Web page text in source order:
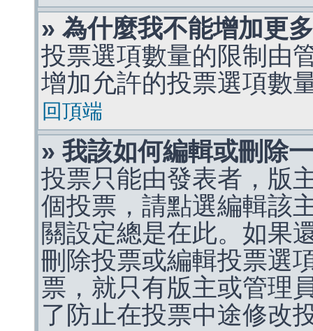
» 為什麼我不能增加更
投票選項數量的限制由
增加允許的投票選項數
回頂端
» 我該如何編輯或刪除
投票只能由發表者，版
個投票，請點選編輯該
關設定總是在此。如果
刪除投票或編輯投票選
票，就只有版主或管理
了防止在投票中途修改